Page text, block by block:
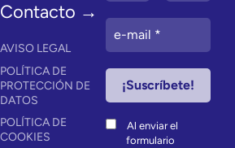
Contacto →
AVISO LEGAL
POLÍTICA DE
PROTECCIÓN DE
DATOS
POLÍTICA DE
COOKIES
Al enviar el
formulario